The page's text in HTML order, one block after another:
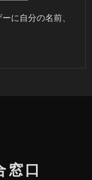
に自分の名前、
窓口